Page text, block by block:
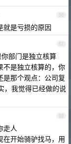
50
就是亏损的原因
51
部门是独立核算
不是独立核算的，你
是那个观点：公司复
，我觉得已经做的说
52
走人
在开始骑驴找马，用